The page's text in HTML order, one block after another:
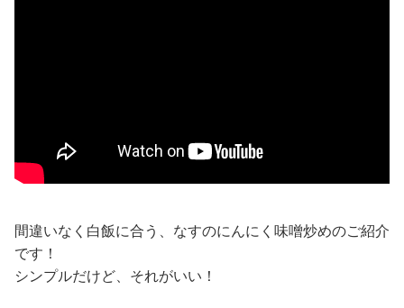
間違いなく白飯に合う、なすのにんにく味噌炒めのご紹介
です！
シンプルだけど、それがいい！